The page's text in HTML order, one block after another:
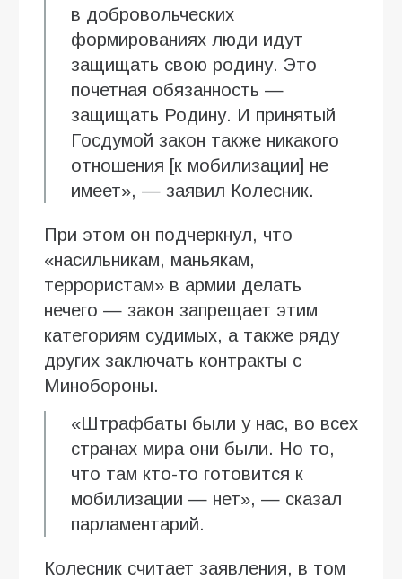
в добровольческих
формированиях люди идут
защищать свою родину. Это
почетная обязанность —
защищать Родину. И принятый
Госдумой закон также никакого
отношения [к мобилизации] не
имеет», — заявил Колесник.
При этом он подчеркнул, что
«насильникам, маньякам,
террористам» в армии делать
нечего — закон запрещает этим
категориям судимых, а также ряду
других заключать контракты с
Минобороны.
«Штрафбаты были у нас, во всех
странах мира они были. Но то,
что там кто-то готовится к
мобилизации — нет», — сказал
парламентарий.
Колесник считает заявления, в том